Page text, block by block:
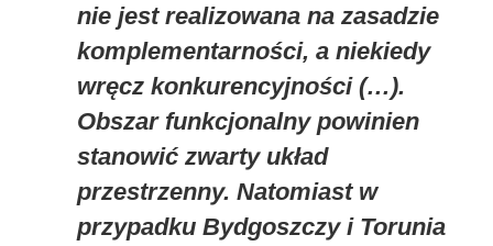
nie jest realizowana na zasadzie
komplementarności, a niekiedy
wręcz konkurencyjności (…).
Obszar funkcjonalny powinien
stanowić zwarty układ
przestrzenny. Natomiast w
przypadku Bydgoszczy i Torunia